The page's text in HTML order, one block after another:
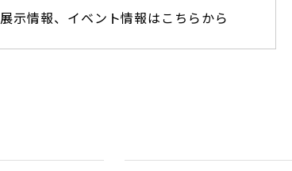
展示情報、イベント情報はこちらから